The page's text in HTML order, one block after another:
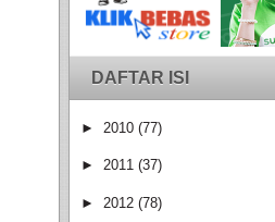
DAFTAR ISI
► 2010 (77)
► 2011 (37)
► 2012 (78)